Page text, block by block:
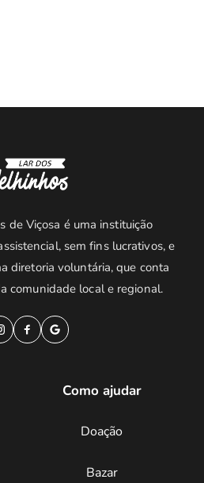
de Viçosa é uma instituição
sem fins lucrativos, e
diretoria voluntária, que conta
comunidade local e regional.
Como ajudar
Doação
Bazar